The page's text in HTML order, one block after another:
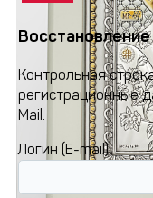
Контрольная
регистрационные
Mail.
Логин (E-mail)